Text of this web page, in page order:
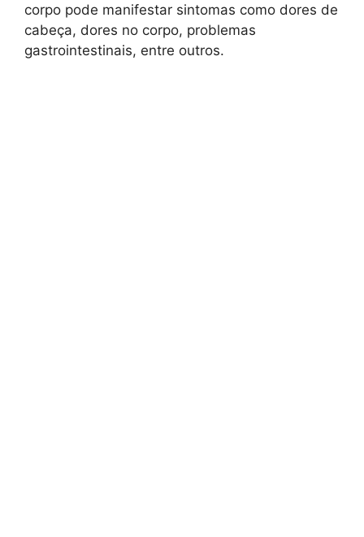
corpo pode manifestar sintomas como dores de
cabeça, dores no corpo, problemas
gastrointestinais, entre outros.